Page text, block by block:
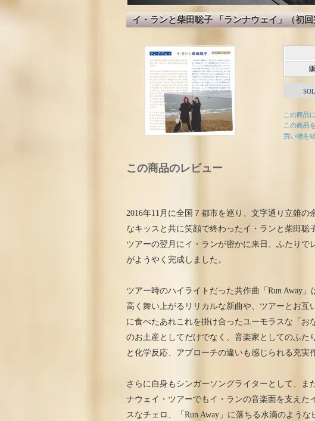
イ・ランと柴田聡子 「ランナウェイ」（初
この商品
この商品
買い物を
この商品のレビュー
2016年11月に全国７都市を巡り、文字通り立錐
なキッスと共に笑顔で終わったイ・ランと柴田
ツアーの翌月にイ・ランが密かに来日、ふたり
がようやく完成しました。
ツアー時のハイライトだった共作曲「Run Away
高く舞い上がるリリカルな新曲や、ツアーとお
に食べたあれこれを掛け合ったユーモラスな「
のお土産としてだけでなく、音楽家としてのふ
と化学反応、アプローチの違いも感じられる充実
さらに自身もシンガーソングライターとして、
ナウェイ・ツアーでもイ・ランの音楽面を支え
スなチェロ、「Run Away」に落ちる水滴のよう